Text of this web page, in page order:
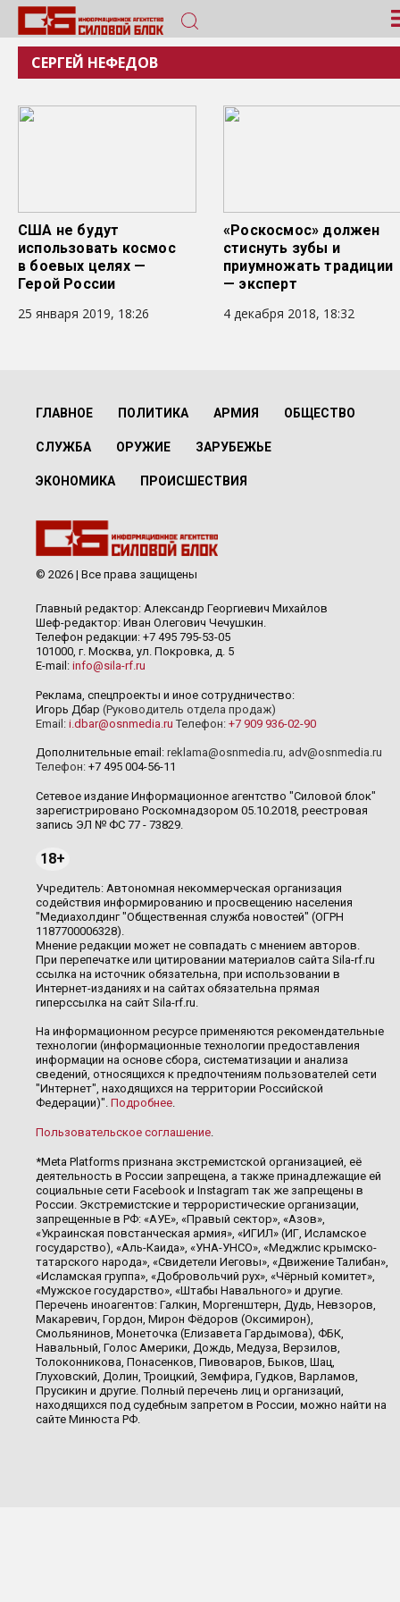
СЕРГЕЙ НЕФЕДОВ
США не будут
использовать космос
в боевых целях —
Герой России
25 января 2019, 18:26
«Роскосмос» должен
стиснуть зубы и
приумножать традиции
— эксперт
4 декабря 2018, 18:32
ГЛАВНОЕ ПОЛИТИКА АРМИЯ ОБЩЕСТВО
СЛУЖБА ОРУЖИЕ ЗАРУБЕЖЬЕ
ЭКОНОМИКА ПРОИСШЕСТВИЯ
© 2026 | Все права защищены
Главный редактор: Александр Георгиевич Михайлов
Шеф-редактор: Иван Олегович Чечушкин.
Телефон редакции: +7 495 795-53-05
101000, г. Москва, ул. Покровка, д. 5
E-mail: info@sila-rf.ru
Реклама, спецпроекты и иное сотрудничество:
Игорь Дбар (Руководитель отдела продаж)
Email: i.dbar@osnmedia.ru Телефон: +7 909 936-02-90
Дополнительные email: reklama@osnmedia.ru, adv@osnmedia.ru
Телефон: +7 495 004-56-11
Сетевое издание Информационное агентство "Силовой блок"
зарегистрировано Роскомнадзором 05.10.2018, реестровая
запись ЭЛ № ФС 77 - 73829.
18+
Учредитель: Автономная некоммерческая организация
содействия информированию и просвещению населения
"Медиахолдинг "Общественная служба новостей" (ОГРН
1187700006328).
Мнение редакции может не совпадать с мнением авторов.
При перепечатке или цитировании материалов сайта Sila-rf.ru
ссылка на источник обязательна, при использовании в
Интернет-изданиях и на сайтах обязательна прямая
гиперссылка на сайт Sila-rf.ru.
На информационном ресурсе применяются рекомендательные
технологии (информационные технологии предоставления
информации на основе сбора, систематизации и анализа
сведений, относящихся к предпочтениям пользователей сети
"Интернет", находящихся на территории Российской
Федерации)". Подробнее.
Пользовательское соглашение.
*Meta Platforms признана экстремистской организацией, её
деятельность в России запрещена, а также принадлежащие ей
социальные сети Facebook и Instagram так же запрещены в
России. Экстремистские и террористические организации,
запрещенные в РФ: «АУЕ», «Правый сектор», «Азов»,
«Украинская повстанческая армия», «ИГИЛ» (ИГ, Исламское
государство), «Аль-Каида», «УНА-УНСО», «Меджлис крымско-
татарского народа», «Свидетели Иеговы», «Движение Талибан»,
«Исламская группа», «Добровольчий рух», «Чёрный комитет»,
«Мужское государство», «Штабы Навального» и другие.
Перечень иноагентов: Галкин, Моргенштерн, Дудь, Невзоров,
Макаревич, Гордон, Мирон Фёдоров (Оксимирон),
Смольянинов, Монеточка (Елизавета Гардымова), ФБК,
Навальный, Голос Америки, Дождь, Медуза, Верзилов,
Толоконникова, Понасенков, Пивоваров, Быков, Шац,
Глуховский, Долин, Троицкий, Земфира, Гудков, Варламов,
Прусикин и другие. Полный перечень лиц и организаций,
находящихся под судебным запретом в России, можно найти на
сайте Минюста РФ.